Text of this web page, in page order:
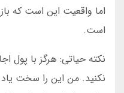
اما واقعیت این است که
است.
نکته حیاتی: هرگز با پول